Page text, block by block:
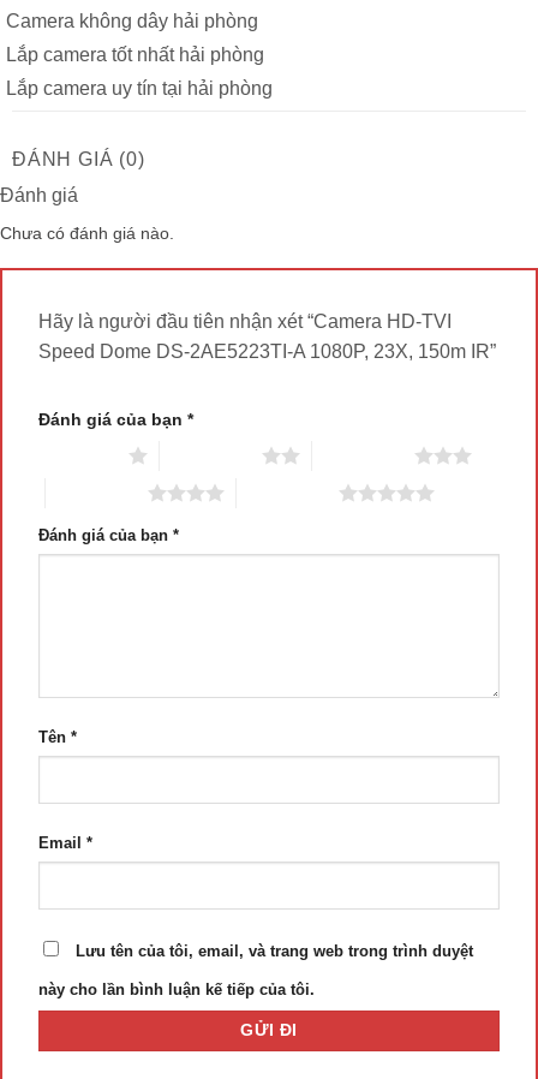
Camera không dây hải phòng
Lắp camera tốt nhất hải phòng
Lắp camera uy tín tại hải phòng
ĐÁNH GIÁ (0)
Đánh giá
Chưa có đánh giá nào.
Hãy là người đầu tiên nhận xét “Camera HD-TVI
Speed Dome DS-2AE5223TI-A 1080P, 23X, 150m IR”
Đánh giá của bạn *
Đánh giá của bạn *
Tên *
Email *
Lưu tên của tôi, email, và trang web trong trình duyệt
này cho lần bình luận kế tiếp của tôi.